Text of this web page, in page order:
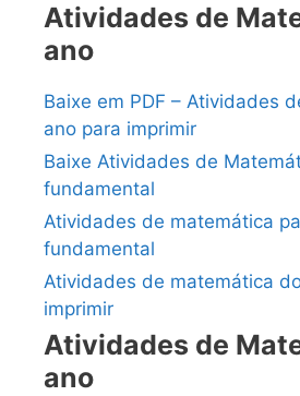
Atividades de
ano
Baixe em PDF – Atividades
ano para imprimir
Baixe Atividades de
fundamental
Atividades de matemática
fundamental
Atividades de matemática
imprimir
Atividades de
ano